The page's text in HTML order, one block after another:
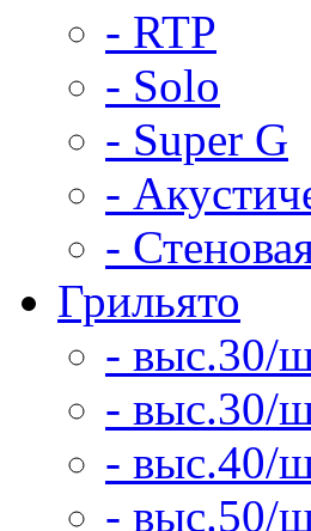
- RTP
- Solo
- Super G
-
-
Грильято
- выс.30/
- выс.30/
- выс.40/
- выс.50/